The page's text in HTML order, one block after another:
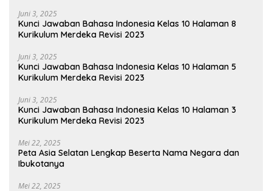
Juni 3, 2025
Kunci Jawaban Bahasa Indonesia Kelas 10 Halaman 8
Kurikulum Merdeka Revisi 2023
Juni 3, 2025
Kunci Jawaban Bahasa Indonesia Kelas 10 Halaman 5
Kurikulum Merdeka Revisi 2023
Juni 3, 2025
Kunci Jawaban Bahasa Indonesia Kelas 10 Halaman 3
Kurikulum Merdeka Revisi 2023
Mei 22, 2025
Peta Asia Selatan Lengkap Beserta Nama Negara dan
Ibukotanya
Mei 22, 2025